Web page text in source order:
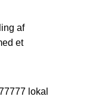
af
et
lokal